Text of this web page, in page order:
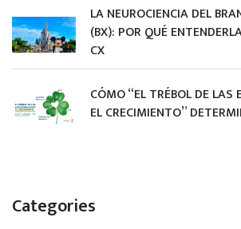
LA NEUROCIENCIA DEL
(BX): POR QUÉ
CX
CÓMO “EL TRÉBOL DE LAS
EL CRECIMIENTO”
Categories